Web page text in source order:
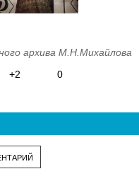
архива М.Н.Михайлова
+2
0